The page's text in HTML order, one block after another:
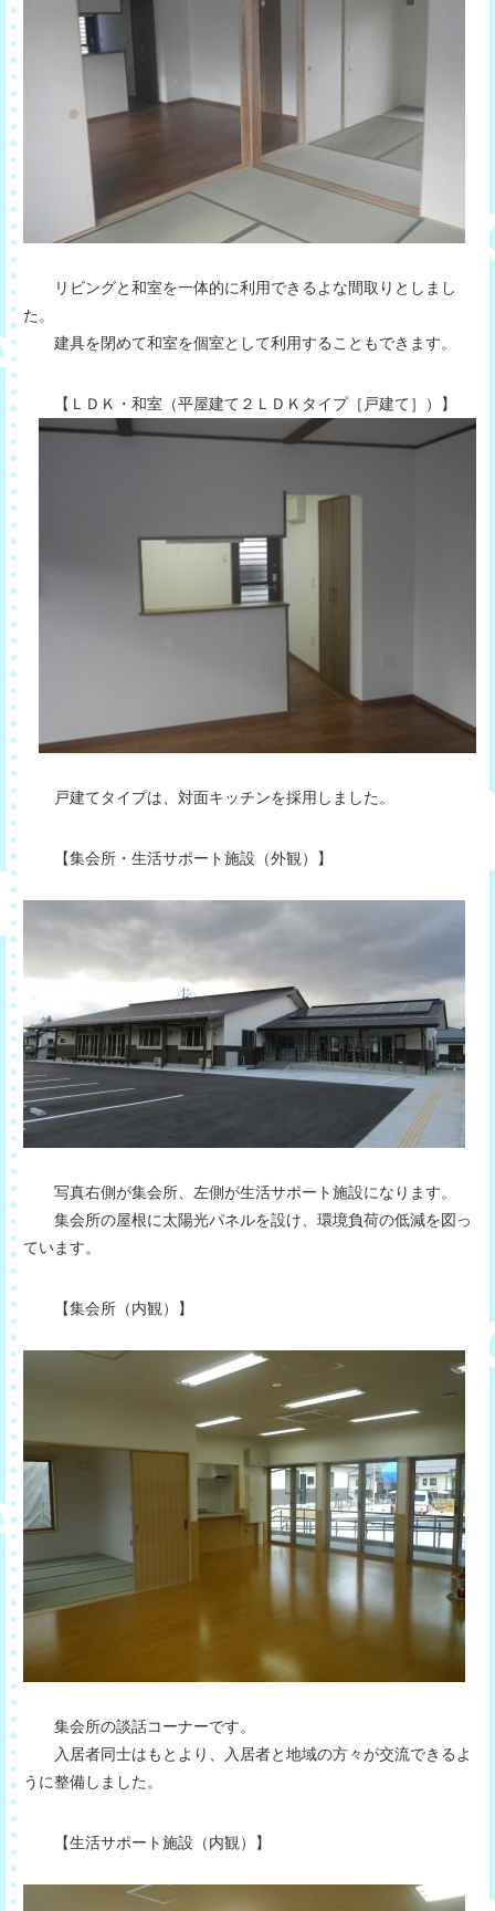
リビングと和室を一体的に利用できるよな間取りとしまし
た。
建具を閉めて和室を個室として利用することもできます。
【ＬＤＫ・和室（平屋建て２ＬＤＫタイプ［戸建て］）】
戸建てタイプは、対面キッチンを採用しました。
【集会所・生活サポート施設（外観）】
写真右側が集会所、左側が生活サポート施設になります。
集会所の屋根に太陽光パネルを設け、環境負荷の低減を図っ
ています。
【集会所（内観）】
集会所の談話コーナーです。
入居者同士はもとより、入居者と地域の方々が交流できるよ
うに整備しました。
【生活サポート施設（内観）】